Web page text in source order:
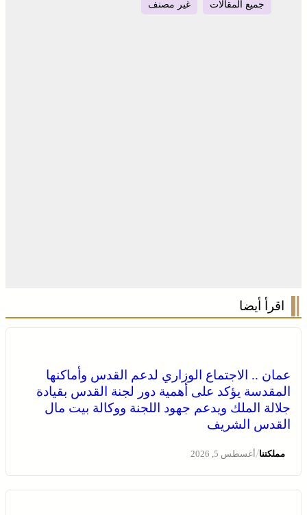
جميع المقالات غير مصنف
اقرأ أيضا
عمان .. الاجتماع الوزاري لدعم القدس وأماكنها
المقدسة يؤكد على أهمية دور لجنة القدس بقيادة
جلالة الملك ويدعم جهود اللجنة ووكالة بيت مال
القدس الشريف
مملكتنا/أغسطس 5, 2026